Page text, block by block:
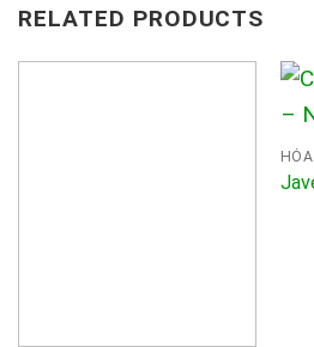
RELATED PRODUCTS